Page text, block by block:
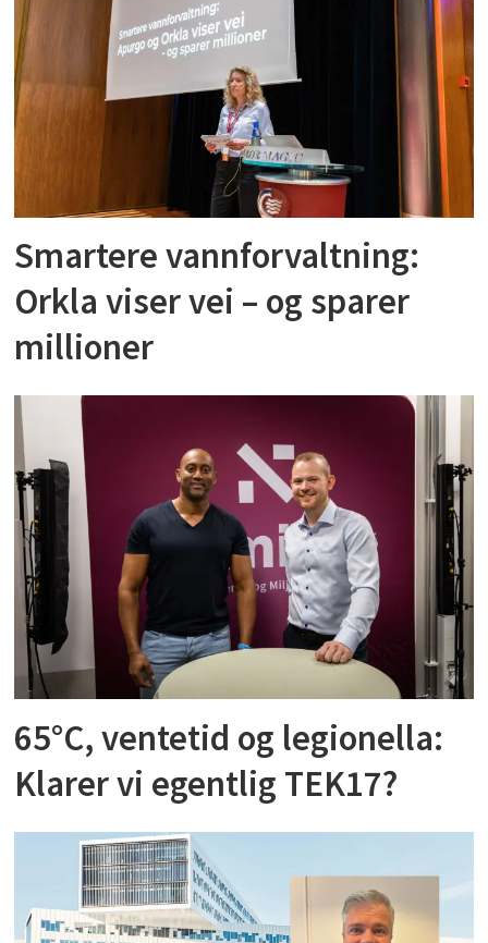
Smartere vannforvaltning:
Orkla viser vei – og sparer
millioner
65°C, ventetid og legionella:
Klarer vi egentlig TEK17?